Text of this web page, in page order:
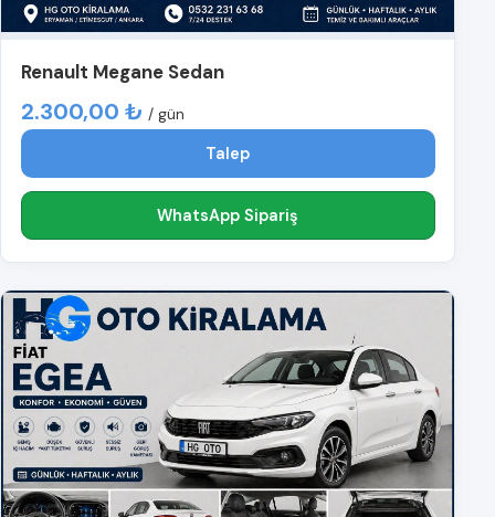
Renault Megane Sedan
2.300,00 ₺ / gün
Talep
WhatsApp Sipariş